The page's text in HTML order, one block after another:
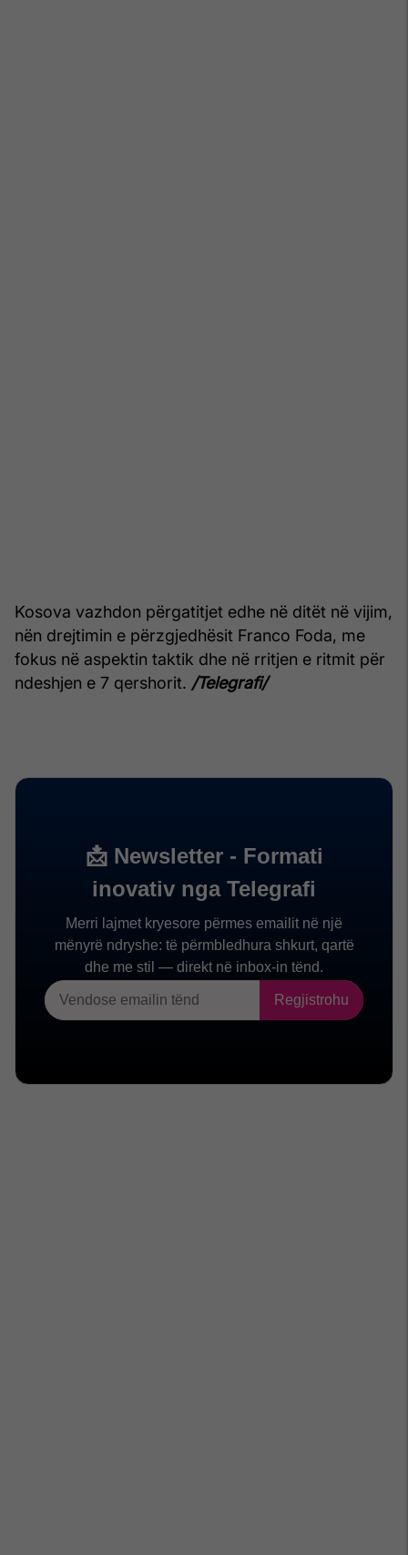
Kosova vazhdon përgatitjet edhe në ditët në vijim,
nën drejtimin e përzgjedhësit Franco Foda, me
fokus në aspektin taktik dhe në rritjen e ritmit për
ndeshjen e 7 qershorit. /Telegrafi/